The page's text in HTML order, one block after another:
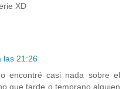
XD
las 21:26
encontré casi nada sobre el
que tarde o temprano alguien